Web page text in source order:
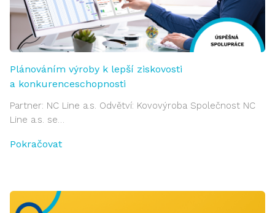
Plánováním výroby k lepší ziskovosti
a konkurenceschopnosti
Partner: NC Line a.s. Odvětví: Kovovýroba Společnost NC
Line a.s. se…
Pokračovat